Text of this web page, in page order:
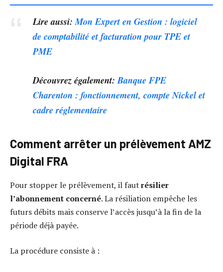
Lire aussi:Mon Expert en Gestion : logiciel
de comptabilité et facturation pour TPE et
PME
Découvrez également:Banque FPE
Charenton : fonctionnement, compte Nickel et
cadre réglementaire
Comment arrêter un prélèvement AMZ
Digital FRA
Pour stopper le prélèvement, il fautrésilier
l’abonnement concerné. La résiliation empêche les
futurs débits mais conserve l’accès jusqu’à la fin de la
période déjà payée.
La procédure consiste à :